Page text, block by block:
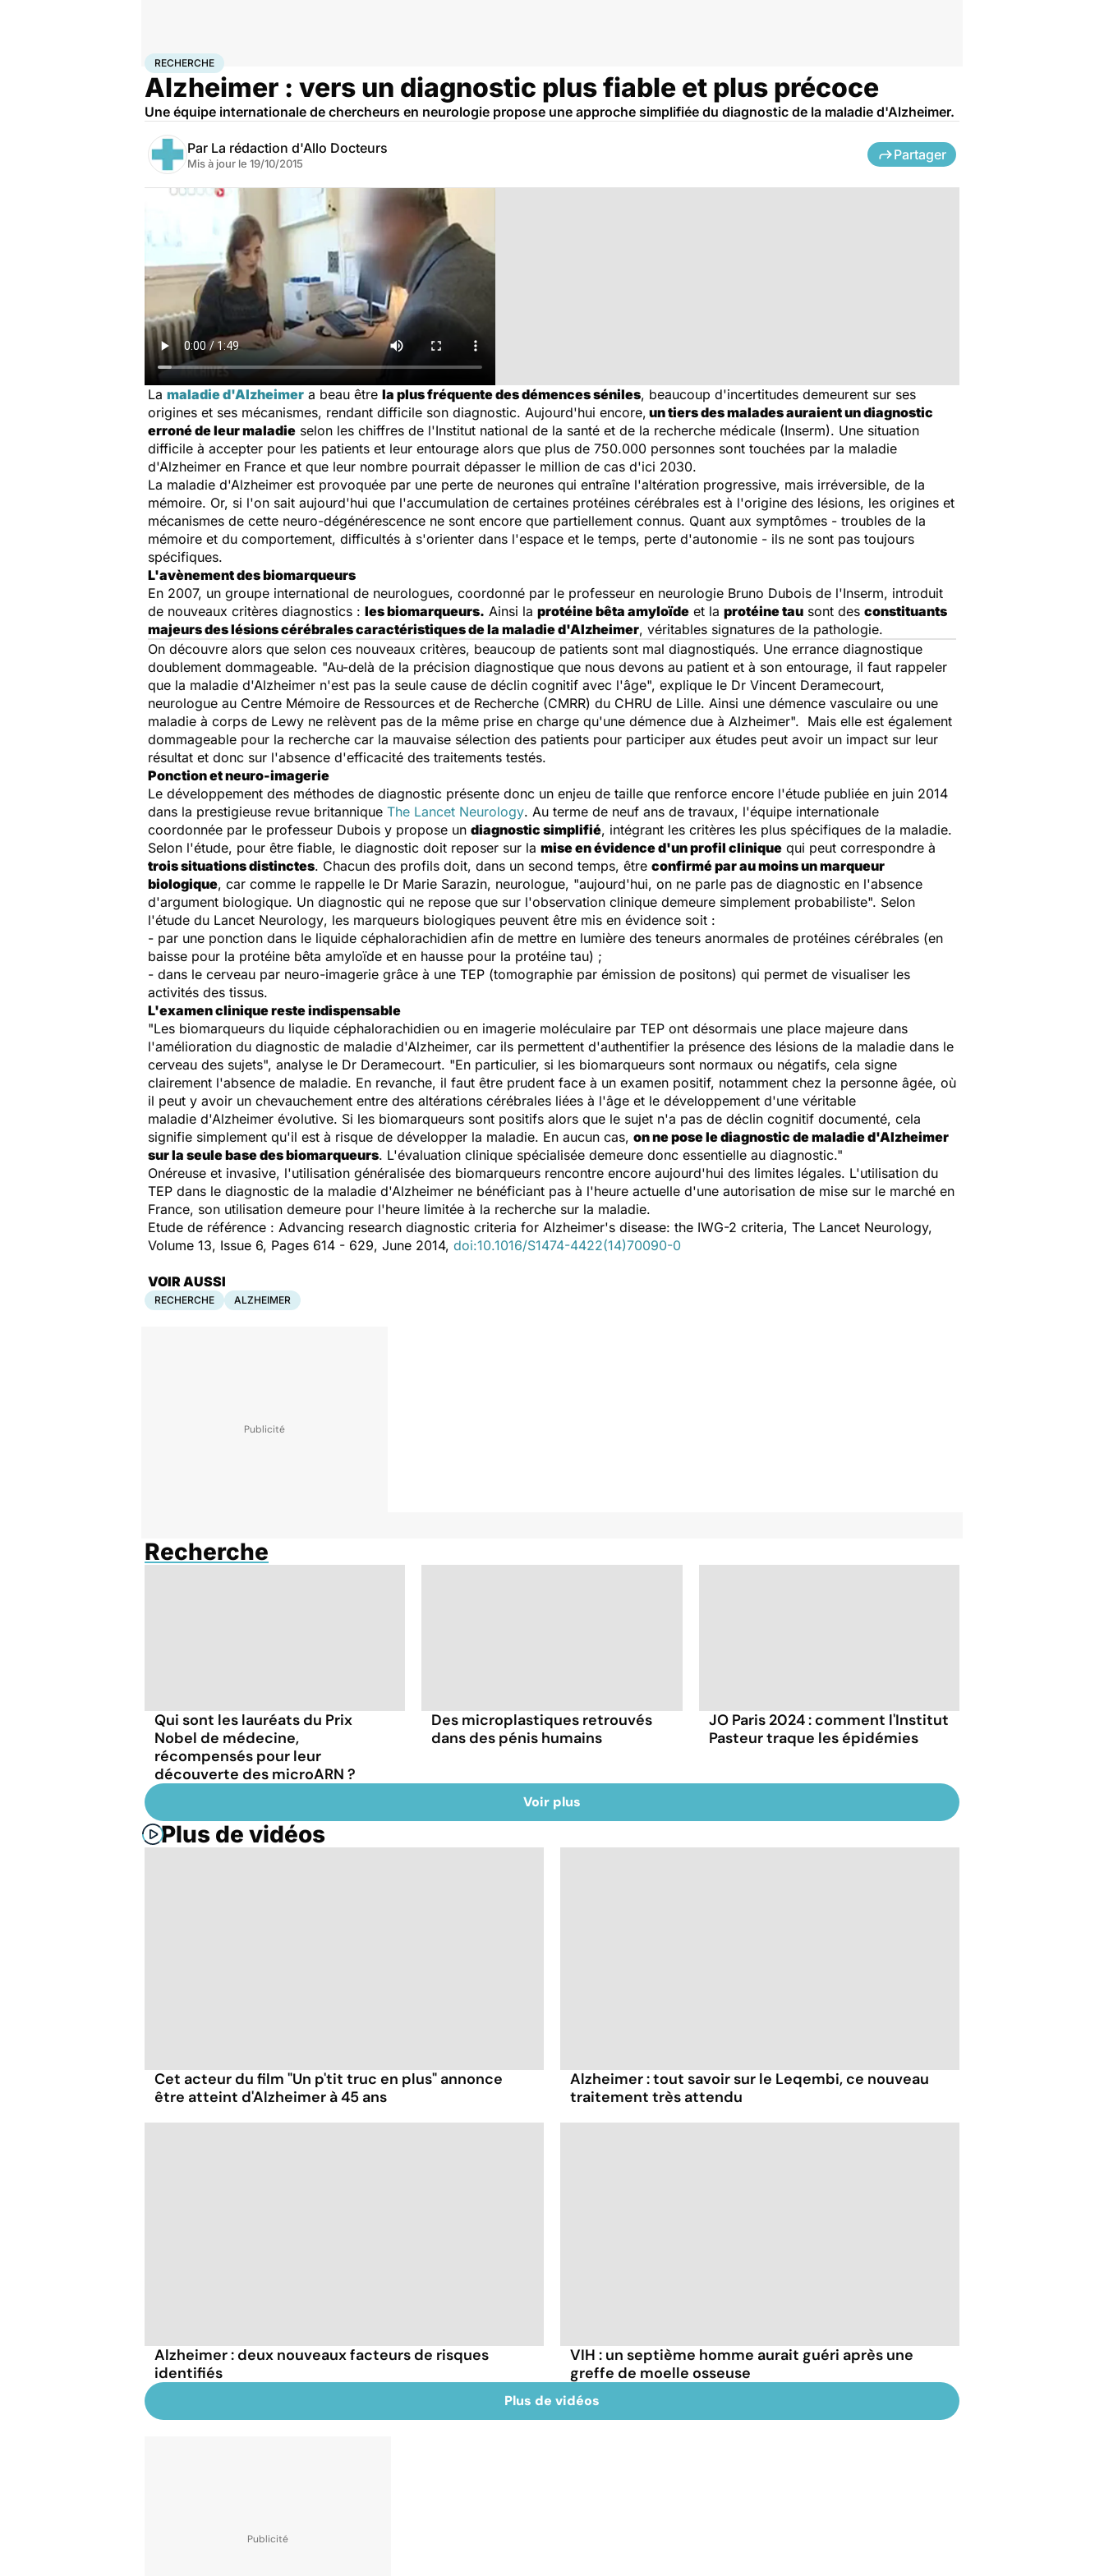
AccueilSantéMaladies
RECHERCHE
Alzheimer : vers un diagnostic plus fiable et plus précoce
Une équipe internationale de chercheurs en neurologie propose une approche simplifiée du diagnostic de la maladie d'Alzheimer.
Par La rédaction d'Allo Docteurs
Mis à jour le 19/10/2015
Partager
La maladie d'Alzheimer a beau être la plus fréquente des démences séniles, beaucoup d'incertitudes demeurent sur ses
origines et ses mécanismes, rendant difficile son diagnostic. Aujourd'hui encore, un tiers des malades auraient un diagnostic
erroné de leur maladie selon les chiffres de l'Institut national de la santé et de la recherche médicale (Inserm). Une situation
difficile à accepter pour les patients et leur entourage alors que plus de 750.000 personnes sont touchées par la maladie
d'Alzheimer en France et que leur nombre pourrait dépasser le million de cas d'ici 2030.
La maladie d'Alzheimer est provoquée par une perte de neurones qui entraîne l'altération progressive, mais irréversible, de la
mémoire. Or, si l'on sait aujourd'hui que l'accumulation de certaines protéines cérébrales est à l'origine des lésions, les origines et
mécanismes de cette neuro-dégénérescence ne sont encore que partiellement connus. Quant aux symptômes - troubles de la
mémoire et du comportement, difficultés à s'orienter dans l'espace et le temps, perte d'autonomie - ils ne sont pas toujours
spécifiques.
L'avènement des biomarqueurs
En 2007, un groupe international de neurologues, coordonné par le professeur en neurologie Bruno Dubois de l'Inserm, introduit
de nouveaux critères diagnostics : les biomarqueurs. Ainsi la protéine bêta amyloïde et la protéine tau sont des constituants
majeurs des lésions cérébrales caractéristiques de la maladie d'Alzheimer, véritables signatures de la pathologie.
On découvre alors que selon ces nouveaux critères, beaucoup de patients sont mal diagnostiqués. Une errance diagnostique
doublement dommageable. "Au-delà de la précision diagnostique que nous devons au patient et à son entourage, il faut rappeler
que la maladie d'Alzheimer n'est pas la seule cause de déclin cognitif avec l'âge", explique le Dr Vincent Deramecourt,
neurologue au Centre Mémoire de Ressources et de Recherche (CMRR) du CHRU de Lille. Ainsi une démence vasculaire ou une
maladie à corps de Lewy ne relèvent pas de la même prise en charge qu'une démence due à Alzheimer". Mais elle est également
dommageable pour la recherche car la mauvaise sélection des patients pour participer aux études peut avoir un impact sur leur
résultat et donc sur l'absence d'efficacité des traitements testés.
Ponction et neuro-imagerie
Le développement des méthodes de diagnostic présente donc un enjeu de taille que renforce encore l'étude publiée en juin 2014
dans la prestigieuse revue britannique The Lancet Neurology. Au terme de neuf ans de travaux, l'équipe internationale
coordonnée par le professeur Dubois y propose un diagnostic simplifié, intégrant les critères les plus spécifiques de la maladie.
Selon l'étude, pour être fiable, le diagnostic doit reposer sur la mise en évidence d'un profil clinique qui peut correspondre à
trois situations distinctes. Chacun des profils doit, dans un second temps, être confirmé par au moins un marqueur
biologique, car comme le rappelle le Dr Marie Sarazin, neurologue, "aujourd'hui, on ne parle pas de diagnostic en l'absence
d'argument biologique. Un diagnostic qui ne repose que sur l'observation clinique demeure simplement probabiliste". Selon
l'étude du Lancet Neurology, les marqueurs biologiques peuvent être mis en évidence soit :
- par une ponction dans le liquide céphalorachidien afin de mettre en lumière des teneurs anormales de protéines cérébrales (en
baisse pour la protéine bêta amyloïde et en hausse pour la protéine tau) ;
- dans le cerveau par neuro-imagerie grâce à une TEP (tomographie par émission de positons) qui permet de visualiser les
activités des tissus.
L'examen clinique reste indispensable
"Les biomarqueurs du liquide céphalorachidien ou en imagerie moléculaire par TEP ont désormais une place majeure dans
l'amélioration du diagnostic de maladie d'Alzheimer, car ils permettent d'authentifier la présence des lésions de la maladie dans le
cerveau des sujets", analyse le Dr Deramecourt. "En particulier, si les biomarqueurs sont normaux ou négatifs, cela signe
clairement l'absence de maladie. En revanche, il faut être prudent face à un examen positif, notamment chez la personne âgée, où
il peut y avoir un chevauchement entre des altérations cérébrales liées à l'âge et le développement d'une véritable
maladie d'Alzheimer évolutive. Si les biomarqueurs sont positifs alors que le sujet n'a pas de déclin cognitif documenté, cela
signifie simplement qu'il est à risque de développer la maladie. En aucun cas, on ne pose le diagnostic de maladie d'Alzheimer
sur la seule base des biomarqueurs. L'évaluation clinique spécialisée demeure donc essentielle au diagnostic."
Onéreuse et invasive, l'utilisation généralisée des biomarqueurs rencontre encore aujourd'hui des limites légales. L'utilisation du
TEP dans le diagnostic de la maladie d'Alzheimer ne bénéficiant pas à l'heure actuelle d'une autorisation de mise sur le marché en
France, son utilisation demeure pour l'heure limitée à la recherche sur la maladie.
Etude de référence : Advancing research diagnostic criteria for Alzheimer's disease: the IWG-2 criteria, The Lancet Neurology,
Volume 13, Issue 6, Pages 614 - 629, June 2014, doi:10.1016/S1474-4422(14)70090-0
VOIR AUSSI
RECHERCHE ALZHEIMER
Recherche
Qui sont les lauréats du Prix
Nobel de médecine,
récompensés pour leur
découverte des microARN ?
Des microplastiques retrouvés
dans des pénis humains
JO Paris 2024 : comment l'Institut
Pasteur traque les épidémies
Voir plus
Plus de vidéos
Cet acteur du film "Un p'tit truc en plus" annonce
être atteint d'Alzheimer à 45 ans
Alzheimer : tout savoir sur le Leqembi, ce nouveau
traitement très attendu
Alzheimer : deux nouveaux facteurs de risques
identifiés
VIH : un septième homme aurait guéri après une
greffe de moelle osseuse
Plus de vidéos